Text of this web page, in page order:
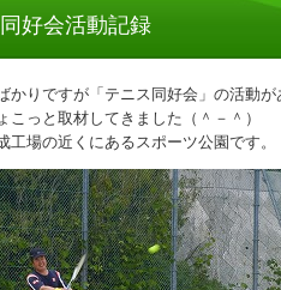
好会活動記録
かりですが「テニス同好会」の活動が
こっと取材してきました（＾－＾）
工場の近くにあるスポーツ公園です。